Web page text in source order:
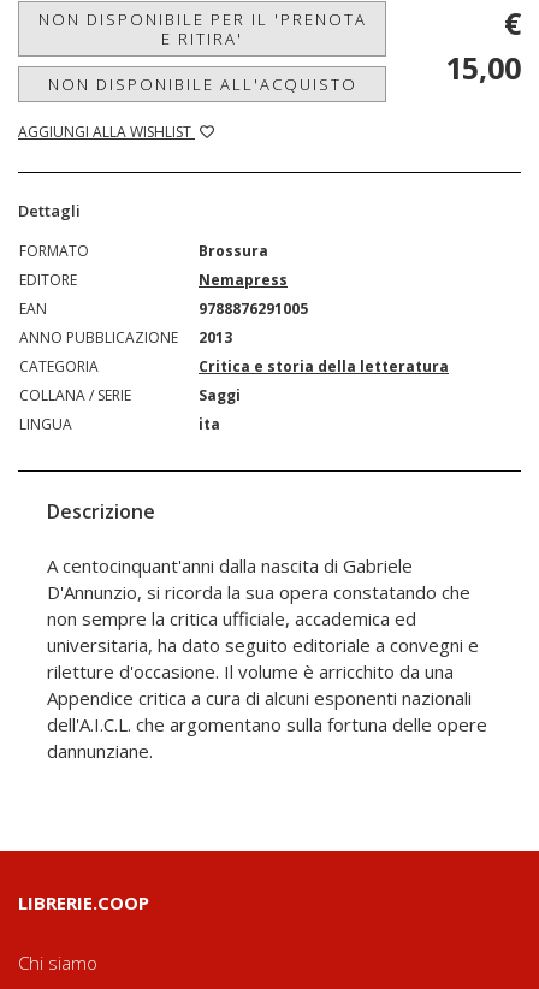
NON DISPONIBILE PER IL 'PRENOTA
E RITIRA'
NON DISPONIBILE ALL'ACQUISTO
AGGIUNGI ALLA WISHLIST
€
15,00
Dettagli
FORMATO
Brossura
EDITORE
Nemapress
EAN
9788876291005
ANNO PUBBLICAZIONE
2013
CATEGORIA
Critica e storia della letteratura
COLLANA / SERIE
Saggi
LINGUA
ita
Descrizione
A centocinquant'anni dalla nascita di Gabriele
D'Annunzio, si ricorda la sua opera constatando che
non sempre la critica ufficiale, accademica ed
universitaria, ha dato seguito editoriale a convegni e
riletture d'occasione. Il volume è arricchito da una
Appendice critica a cura di alcuni esponenti nazionali
dell'A.I.C.L. che argomentano sulla fortuna delle opere
dannunziane.
LIBRERIE.COOP
Chi siamo